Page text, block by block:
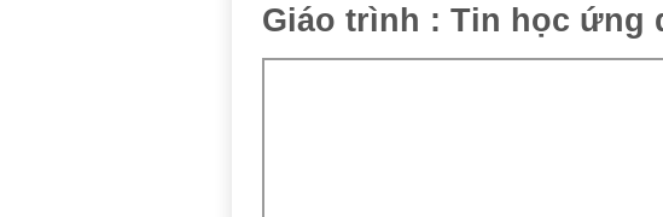
Giáo trình : Tin học ứng